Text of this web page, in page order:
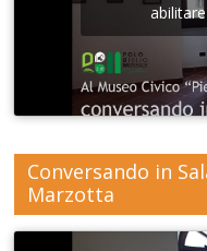
Conversando in
Marzotta